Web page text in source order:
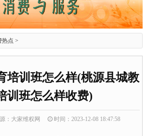
热点 >
培训班怎么样(桃源县城教
训班怎么样收费)
：大家维权网 时间：2023-12-08 18:47:58